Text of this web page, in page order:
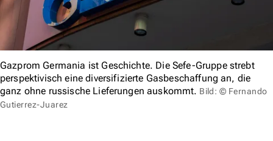
Gazprom Germania ist Geschichte. Die Sefe-Gruppe strebt
perspektivisch eine diversifizierte Gasbeschaffung an, die
ganz ohne russische Lieferungen auskommt. Bild: © Fernando
Gutierrez-Juarez